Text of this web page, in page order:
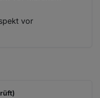
vor